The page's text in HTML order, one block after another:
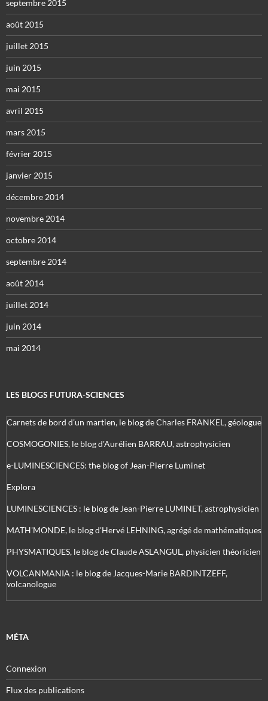
septembre 2015
août 2015
juillet 2015
juin 2015
mai 2015
avril 2015
mars 2015
février 2015
janvier 2015
décembre 2014
novembre 2014
octobre 2014
septembre 2014
août 2014
juillet 2014
juin 2014
mai 2014
LES BLOGS FUTURA-SCIENCES
Carnets de bord d’un martien, le blog de Charles FRANKEL, géologue
COSMOGONIES, le blog d'Aurélien BARRAU, astrophysicien
e-LUMINESCIENCES: the blog of Jean-Pierre Luminet
Explora
LUMINESCIENCES : le blog de Jean-Pierre LUMINET, astrophysicien
MATH'MONDE, le blog d'Hervé LEHNING, agrégé de mathématiques
PHYSMATIQUES, le blog de Claude ASLANGUL, physicien théoricien
VOLCANMANIA : le blog de Jacques-Marie BARDINTZEFF,
volcanologue
MÉTA
Connexion
Flux des publications